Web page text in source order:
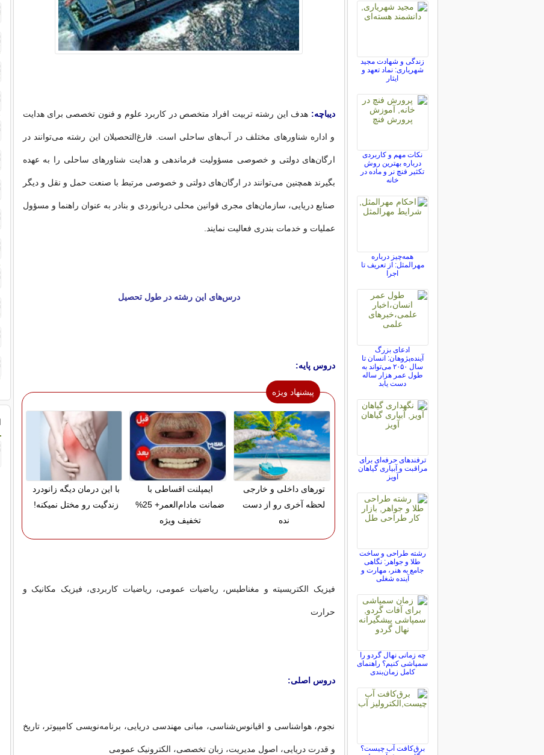
دیباچه: هدف این رشته تربیت افراد متخصص در کاربرد علوم و فنون تخصصی برای هدایت
و اداره شناورهای مختلف در آب‌های ساحلی است. فارغ‌التحصیلان این رشته می‌توانند در
ارگان‌های دولتی و خصوصی مسؤولیت فرماندهی و هدایت شناورهای ساحلی را به عهده
بگیرند همچنین می‌توانند در ارگان‌های دولتی و خصوصی مرتبط با صنعت حمل و نقل و دیگر
صنایع دریایی،‌ سازمان‌های مجری قوانین محلی دریانوردی و بنادر به عنوان راهنما و مسؤول
عملیات و خدمات بندری فعالیت نمایند.
درس‌های این رشته در طول تحصیل
دروس پایه:
پیشنهاد ویژه
تورهای داخلی و خارجی
لحظه آخری رو از دست
نده
ایمپلنت اقساطی با
ضمانت مادام‌العمر+ 25%
تخفیف ویژه
با این درمان دیگه زانودرد
زندگیت رو مختل نمیکنه!
فیزیک الکتریسیته و مغناطیس، ریاضیات عمومی، ریاضیات کاربردی، فیزیک مکانیک و
حرارت
دروس اصلی:
نجوم، هواشناسی و اقیانوس‌شناسی،‌ مبانی مهندسی دریایی، برنامه‌نویسی کامپیوتر، تاریخ
و قدرت دریایی، اصول مدیریت، زبان تخصصی، الکترونیک عمومی
زندگی و شهادت مجید
شهریاری: نماد تعهد و
ایثار
نکات مهم و کاربردی
درباره بهترین روش
تکثیر فنچ نر و ماده در
خانه
همه‌چیز درباره
مهرالمثل: از تعریف تا
اجرا
ادعای بزرگ
آینده‌پژوهان: انسان تا
سال ۲۰۵۰ می‌تواند به
طول عمر هزار ساله
دست یابد
ترفندهای حرفه‌ای برای
مراقبت و آبیاری گیاهان
آویز
رشته طراحی و ساخت
طلا و جواهر: نگاهی
جامع به هنر، مهارت و
آینده شغلی
چه زمانی نهال گردو را
سمپاشی کنیم؟ راهنمای
کامل زمان‌بندی
برق‌کافت آب چیست؟